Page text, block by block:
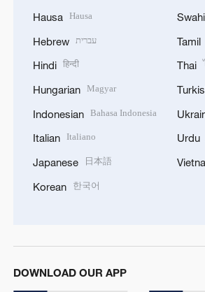
Hausa Hausa
Hebrew עברית
Hindi हिन्दी
Hungarian Magyar
Indonesian Bahasa Indonesia
Italian Italiano
Japanese 日本語
Korean 한국어
Tamil
Thai
Urdu
DOWNLOAD OUR APP